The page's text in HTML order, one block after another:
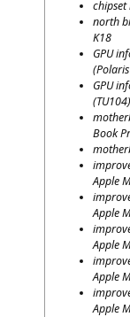
north
K18
GPU
GPU
(TU104)
Book
Apple
Apple
Apple
Apple
Apple